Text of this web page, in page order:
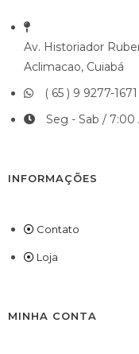
Av. Historiador
Aclimacao, Cuiabá
( 65 ) 9 9277-1671
Seg - Sab / 7:00
INFORMAÇÕES
Contato
Loja
MINHA CONTA